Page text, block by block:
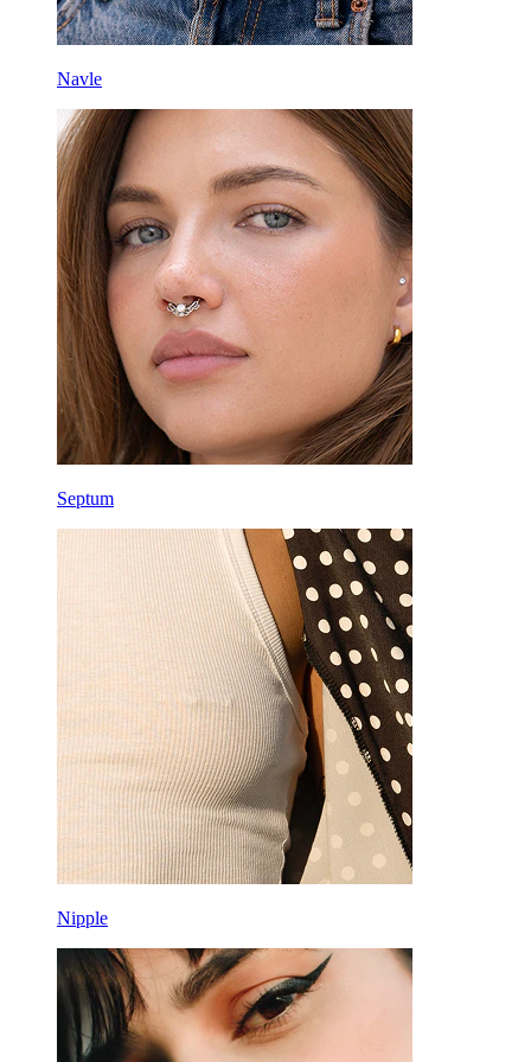
Navle
Septum
Nipple